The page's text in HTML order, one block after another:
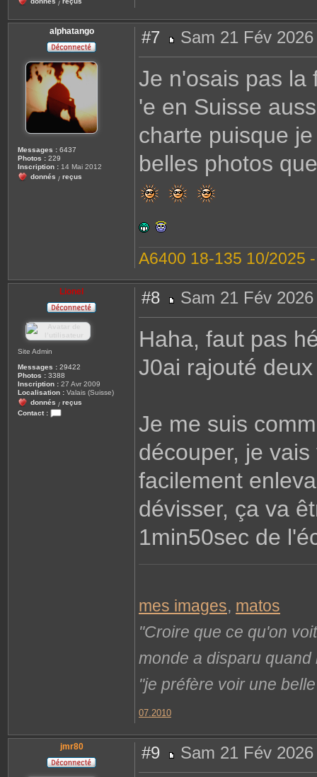
/
alphatango
Messages : 6437
Photos : 229
Inscription : 14 Mai 2012
donnés / reçus
#7
e
Sam 21 Fév
Je n'osais pas la
'e en Suisse
charte puisque
belles photos
A6400 18-135 10/2025
Lionel
Site Admin
Messages : 29422
Photos : 3388
Inscription : 27 Avr 2009
Localisation : Valais (Suisse)
donnés / reçus
Contact :
#8
e
e
Sam 21 Fév
Haha, faut pas
J0ai rajouté
Je me suis
découper, je
facilement
dévisser, ça va
1min50sec de
mes images, matos
"Croire que ce qu'on
monde a disparu quand
"je préfère voir une
07.2010
jmr80 #9
e
Sam 21 Fév